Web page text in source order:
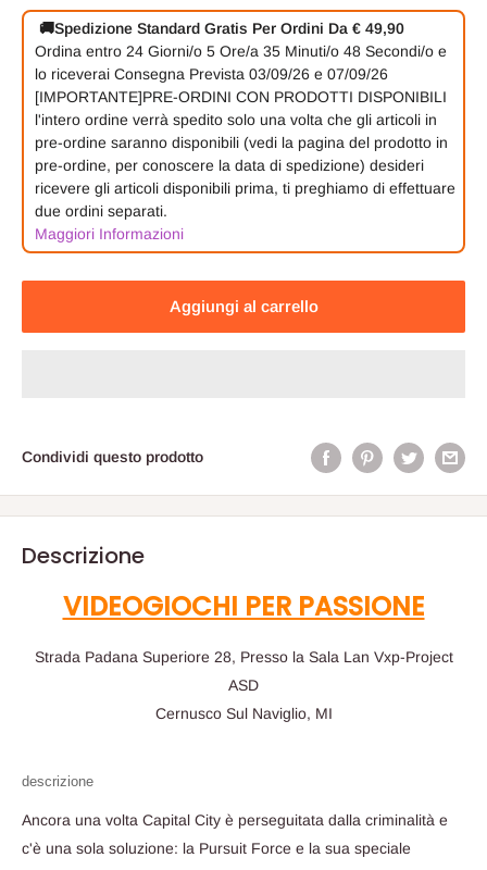
🚚Spedizione Standard Gratis Per Ordini Da € 49,90
Ordina entro 24 Giorni/o 5 Ore/a 35 Minuti/o 48 Secondi/o e
lo riceverai Consegna Prevista 03/09/26 e 07/09/26
[IMPORTANTE]PRE-ORDINI CON PRODOTTI DISPONIBILI
l'intero ordine verrà spedito solo una volta che gli articoli in
pre-ordine saranno disponibili (vedi la pagina del prodotto in
pre-ordine, per conoscere la data di spedizione) desideri
ricevere gli articoli disponibili prima, ti preghiamo di effettuare
due ordini separati.
Maggiori Informazioni
Aggiungi al carrello
Condividi questo prodotto
Descrizione
VIDEOGIOCHI PER PASSIONE
Strada Padana Superiore 28, Presso la Sala Lan Vxp-Project
ASD
Cernusco Sul Naviglio, MI
descrizione
Ancora una volta Capital City è perseguitata dalla criminalità e
c'è una sola soluzione: la Pursuit Force e la sua speciale